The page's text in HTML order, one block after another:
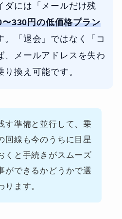
ダには「メールだけ残
330円の低価格プラン
。「退会」ではなく「コ
、メールアドレスを失わ
換え可能です。
す準備と並行して、乗
回線も今のうちに目星
くと手続きがスムーズ
ができるかどうかで選
ります。